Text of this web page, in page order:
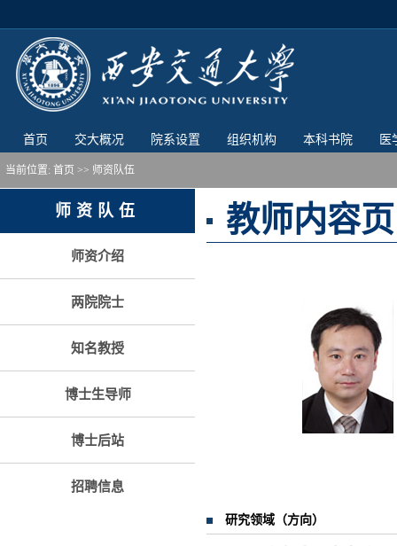
首页 交大概况 院系设置 组织机构 本科书院 医
当前位置: 首页 >> 师资队伍
师资队伍
师资介绍
两院院士
知名教授
博士生导师
博士后站
招聘信息
教师内容页
研究领域（方向）